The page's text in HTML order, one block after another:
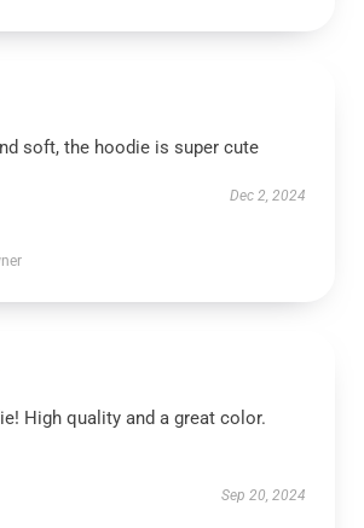
soft, the hoodie is super cute
Dec 2, 2024
High quality and a great color.
Sep 20, 2024